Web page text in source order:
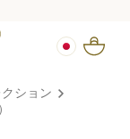
ション